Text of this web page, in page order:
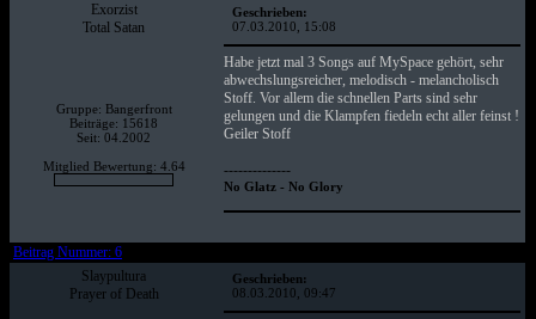
Exorzist
Total Satan
Gruppe: Bangerfront
Beiträge: 15618
Seit: 04.2002
Mitglied Bewertung: 4.64
Geschrieben:
07.03.2010, 15:08
Habe jetzt mal 3 Songs auf MySpace gehört, sehr
abwechslungsreicher, melodisch - melancholisch
Stoff. Vor allem die schnellen Parts sind sehr
gelungen und die Klampfen fiedeln echt aller feinst !
Geiler Stoff
--------------
No Glatz - No Glory
Beitrag Nummer: 6
Slaypultura
Prayer of Death
Geschrieben:
08.03.2010, 09:47